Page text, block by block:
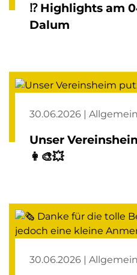
⁉️ Highlights am
Dalum
30.06.2026 | Allgemein
Unser
👩‍🎨💥
30.06.2026 | Allgemein